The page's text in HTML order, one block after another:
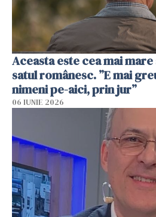
Aceasta este cea mai
satul românesc. ”E mai
nimeni pe-aici, prin jur”
06 IUNIE 2026